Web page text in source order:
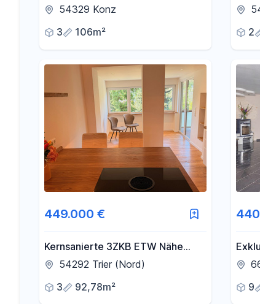
bevorzugter Höhenlage mit
54329 Konz
3
106m²
2
449.000 €
Kernsanierte 3ZKB ETW Nähe
Zurlaubener Ufer
54292 Trier (Nord)
3
92,78m²
9